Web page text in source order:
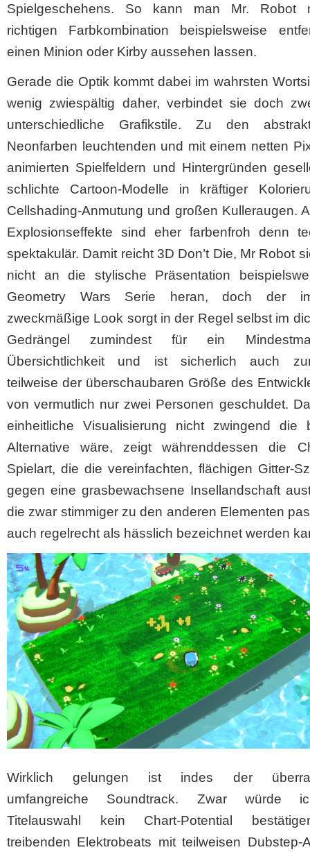
Spielgeschehens. So kann man Mr. Robot
richtigen Farbkombination beispielsweise
einen Minion oder Kirby aussehen lassen.
Gerade die Optik kommt dabei im wahrsten
wenig zwiespältig daher, verbindet sie doch
unterschiedliche Grafikstile. Zu den
Neonfarben leuchtenden und mit einem netten
animierten Spielfeldern und Hintergründen
schlichte Cartoon-Modelle in kräftiger
Cellshading-Anmutung und großen Kulleraugen.
Explosionseffekte sind eher farbenfroh denn
spektakulär. Damit reicht 3D Don’t Die, Mr Robot
nicht an die stylische Präsentation
Geometry Wars Serie heran, doch der
zweckmäßige Look sorgt in der Regel selbst im
Gedrängel zumindest für ein
Übersichtlichkeit und ist sicherlich auch
teilweise der überschaubaren Größe des
von vermutlich nur zwei Personen geschuldet.
einheitliche Visualisierung nicht zwingend die
Alternative wäre, zeigt währenddessen die
Spielart, die die vereinfachten, flächigen Gitter-
gegen eine grasbewachsene Insellandschaft
die zwar stimmiger zu den anderen Elementen
auch regelrecht als hässlich bezeichnet werden
Wirklich gelungen ist indes der
umfangreiche Soundtrack. Zwar würde
Titelauswahl kein Chart-Potential
treibenden Elektrobeats mit teilweisen Dubstep-